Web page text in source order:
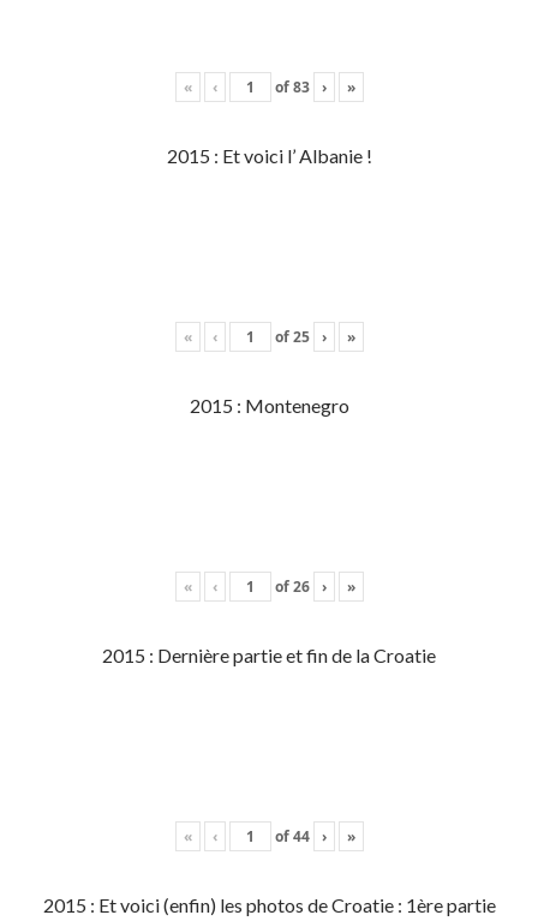
« ‹ of83 › »
2015 : Et voici l’ Albanie !
« ‹ of25 › »
2015 : Montenegro
« ‹ of26 › »
2015 : Dernière partie et fin de la Croatie
« ‹ of44 › »
2015 : Et voici (enfin) les photos de Croatie : 1ère partie